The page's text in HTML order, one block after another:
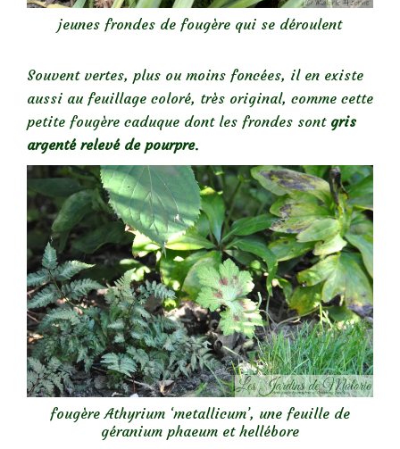
jeunes frondes de fougère qui se déroulent
Souvent vertes, plus ou moins foncées, il en existe
aussi au feuillage coloré, très original, comme cette
petite fougère caduque dont les frondes sont gris
argenté relevé de pourpre.
fougère Athyrium ‘metallicum’, une feuille de
géranium phaeum et hellébore